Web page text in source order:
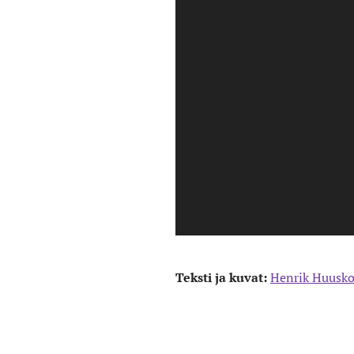
Teksti ja kuvat:Henrik Huusko